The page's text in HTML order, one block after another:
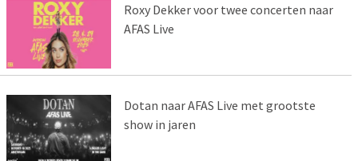
Roxy Dekker voor twee concerten naar
AFAS Live
Dotan naar AFAS Live met grootste
show in jaren